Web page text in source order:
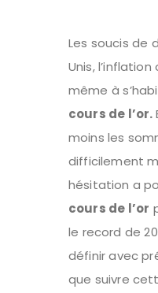
Les soucis de
Unis,
même à
cours de l’or.
moins les
difficilement
hésitation a
cours de l’or
le record de
définir avec
que suivre